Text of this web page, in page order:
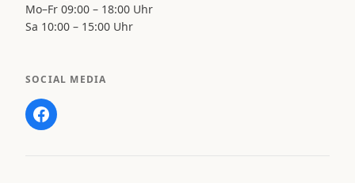
Mo–Fr 09:00 – 18:00 Uhr
Sa 10:00 – 15:00 Uhr
SOCIAL MEDIA